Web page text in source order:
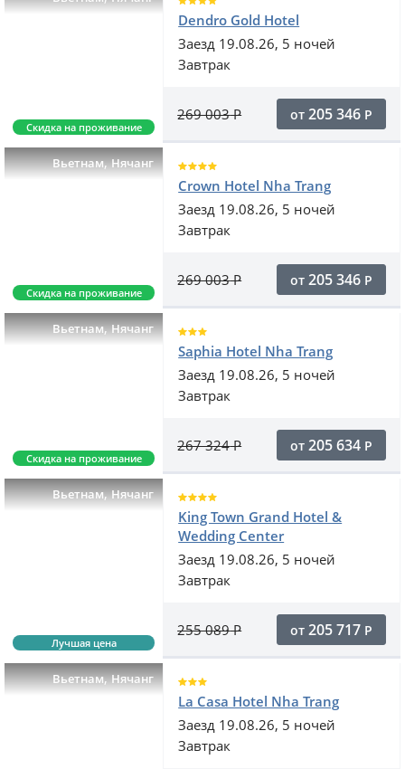
Скидка на проживание
Dendro Gold Hotel
Заезд 19.08.26, 5 ночей
Завтрак
269 003Р от 205 346 Р
Вьетнам,Нячанг
Скидка на проживание
Crown Hotel Nha Trang
Заезд 19.08.26, 5 ночей
Завтрак
269 003Р от 205 346 Р
Вьетнам,Нячанг
Скидка на проживание
Saphia Hotel Nha Trang
Заезд 19.08.26, 5 ночей
Завтрак
267 324Р от 205 634 Р
Вьетнам,Нячанг
Лучшая цена
King Town Grand Hotel &
Wedding Center
Заезд 19.08.26, 5 ночей
Завтрак
255 089Р от 205 717 Р
Вьетнам,Нячанг
La Casa Hotel Nha Trang
Заезд 19.08.26, 5 ночей
Завтрак